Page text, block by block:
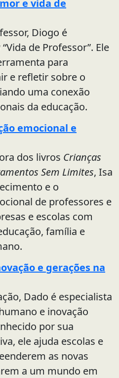
e vida de
Diogo é
de Professor”. Ele
para
e refletir sobre o
uma conexão
da educação.
emocional e
dos livros Crianças
Sem Limites, Isa
e o
de professores e
e escolas com
família e
e gerações na
Dado é especialista
e inovação
por sua
ele ajuda escolas e
as novas
a um mundo em